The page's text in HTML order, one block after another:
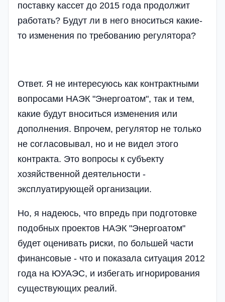
поставку кассет до 2015 года продолжит
работать? Будут ли в него вноситься какие-
то изменения по требованию регулятора?
Ответ. Я не интересуюсь как контрактными
вопросами НАЭК "Энергоатом", так и тем,
какие будут вноситься изменения или
дополнения. Впрочем, регулятор не только
не согласовывал, но и не видел этого
контракта. Это вопросы к субъекту
хозяйственной деятельности -
эксплуатирующей организации.
Но, я надеюсь, что впредь при подготовке
подобных проектов НАЭК "Энергоатом"
будет оценивать риски, по большей части
финансовые - что и показала ситуация 2012
года на ЮУАЭС, и избегать игнорирования
существующих реалий.